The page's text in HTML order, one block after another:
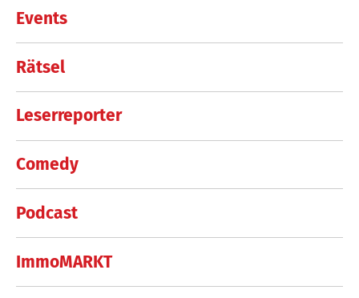
Events
Rätsel
Leserreporter
Comedy
Podcast
ImmoMARKT